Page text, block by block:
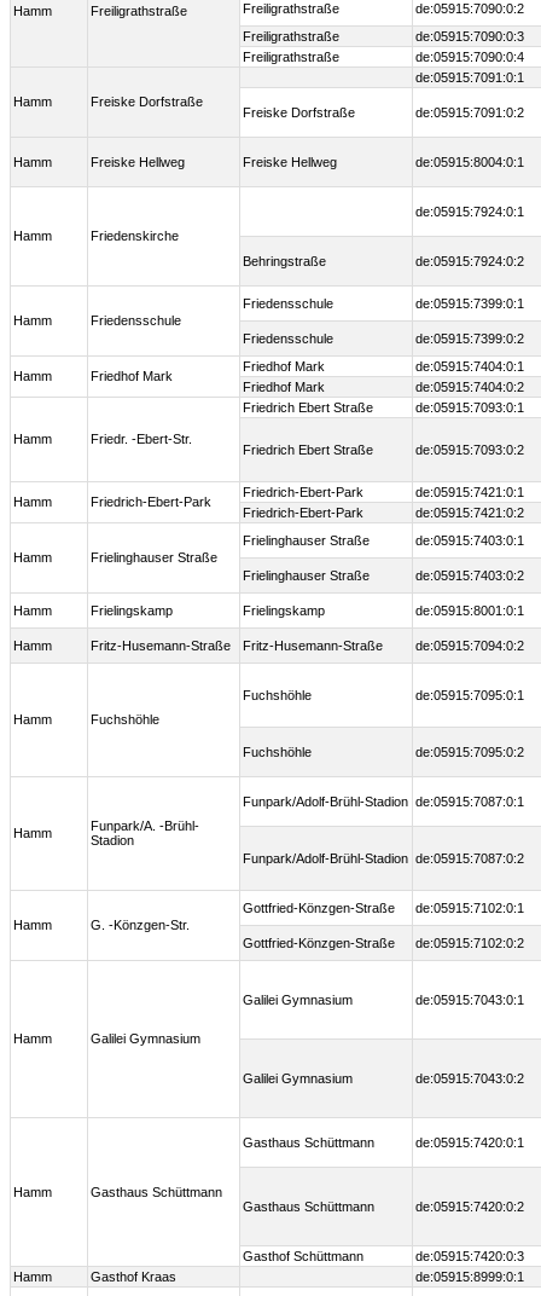
Hamm Freiligrathstraße Freiligrathstraße
de:05915:7090:0:2
Freiligrathstraße
de:05915:7090:0:3
Freiligrathstraße
de:05915:7090:0:4
Hamm Freiske Dorfstraße
de:05915:7091:0:1
Freiske Dorfstraße de:05915:7091:0:2
Hamm Freiske Hellweg Freiske Hellweg de:05915:8004:0:1
Hamm Friedenskirche
de:05915:7924:0:1
Behringstraße de:05915:7924:0:2
Hamm Friedensschule
Friedensschule de:05915:7399:0:1
Friedensschule de:05915:7399:0:2
Hamm Friedhof Mark
Friedhof Mark
de:05915:7404:0:1
Friedhof Mark
de:05915:7404:0:2
Hamm Friedr. -Ebert-Str.
Friedrich Ebert Straße de:05915:7093:0:1
Friedrich Ebert Straße de:05915:7093:0:2
Hamm Friedrich-Ebert-Park
Friedrich-Ebert-Park
de:05915:7421:0:1
Friedrich-Ebert-Park
de:05915:7421:0:2
Hamm Frielinghauser Straße
Frielinghauser Straße de:05915:7403:0:1
Frielinghauser Straße de:05915:7403:0:2
Hamm Frielingskamp Frielingskamp de:05915:8001:0:1
Hamm Fritz-Husemann-Straße Fritz-Husemann-Straße de:05915:7094:0:2
Hamm Fuchshöhle
Fuchshöhle de:05915:7095:0:1
Fuchshöhle de:05915:7095:0:2
Hamm
Funpark/A. -Brühl-
Stadion
Funpark/Adolf-Brühl-Stadion de:05915:7087:0:1
Funpark/Adolf-Brühl-Stadion de:05915:7087:0:2
Hamm G. -Könzgen-Str.
Gottfried-Könzgen-Straße de:05915:7102:0:1
Gottfried-Könzgen-Straße de:05915:7102:0:2
Hamm Galilei Gymnasium
Galilei Gymnasium de:05915:7043:0:1
Galilei Gymnasium de:05915:7043:0:2
Hamm Gasthaus Schüttmann
Gasthaus Schüttmann de:05915:7420:0:1
Gasthaus Schüttmann de:05915:7420:0:2
Gasthof Schüttmann
de:05915:7420:0:3
Hamm
Gasthof Kraas de:05915:8999:0:1